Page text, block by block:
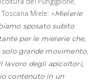
Miele: «Mielerie
sposato subito
per le mielerie che,
grande movimento.
lavoro degli apicoltori,
contenuto in un